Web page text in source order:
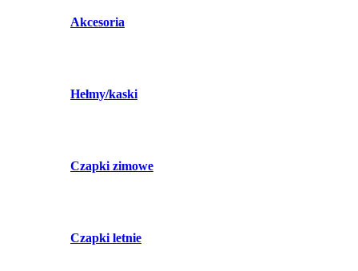
Akcesoria
Hełmy/kaski
Czapki zimowe
Czapki letnie